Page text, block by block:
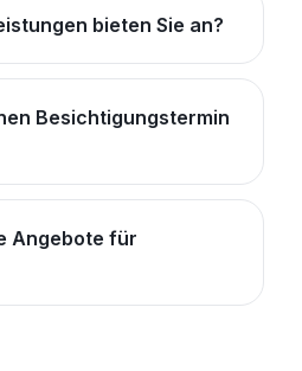
bieten Sie an?
Besichtigungstermin
Angebote für